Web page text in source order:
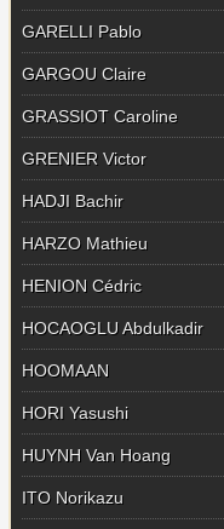
GARELLI Pablo
GARGOU Claire
GRASSIOT Caroline
GRENIER Victor
HADJI Bachir
HARZO Mathieu
HENION Cédric
HOCAOGLU Abdulkadir
HOOMAAN
HORI Yasushi
HUYNH Van Hoang
ITO Norikazu